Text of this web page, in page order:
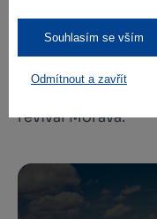
Souhlasím se vším
Odmítnout a zavřít
pytlíků v rámci
Od 10 hodin
Vacenovic, od 14
revival Morava.